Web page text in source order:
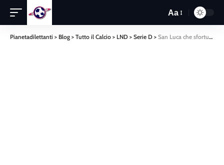
Aa
Pianetadilettanti > Blog > Tutto il Calcio > LND > Serie D > San Luca che sfortuna. Vince nel finale il Ragusa